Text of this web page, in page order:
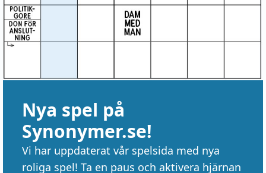
Nya spel på
Synonymer.se!
Vi har uppdaterat vår spelsida med nya
roliga spel! Ta en paus och aktivera hjärnan